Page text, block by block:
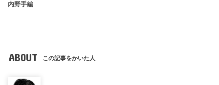
内野手編
ABOUT この記事をかいた人